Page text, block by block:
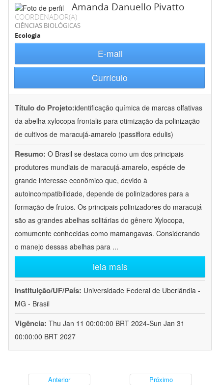
Amanda Danuello Pivatto
COORDENADOR(A)
CIÊNCIAS BIOLÓGICAS
Ecologia
E-mail
Currículo
Título do Projeto:identificação química de marcas olfativas
da abelha xylocopa frontalis para otimização da polinização
de cultivos de maracujá-amarelo (passiflora edulis)
Resumo: O Brasil se destaca como um dos principais
produtores mundiais de maracujá-amarelo, espécie de
grande interesse econômico que, devido à
autoincompatibilidade, depende de polinizadores para a
formação de frutos. Os principais polinizadores do maracujá
são as grandes abelhas solitárias do gênero Xylocopa,
comumente conhecidas como mamangavas. Considerando
o manejo dessas abelhas para ...
leia mais
Instituição/UF/País: Universidade Federal de Uberlândia -
MG - Brasil
Vigência: Thu Jan 11 00:00:00 BRT 2024-Sun Jan 31
00:00:00 BRT 2027
Anterior Próximo